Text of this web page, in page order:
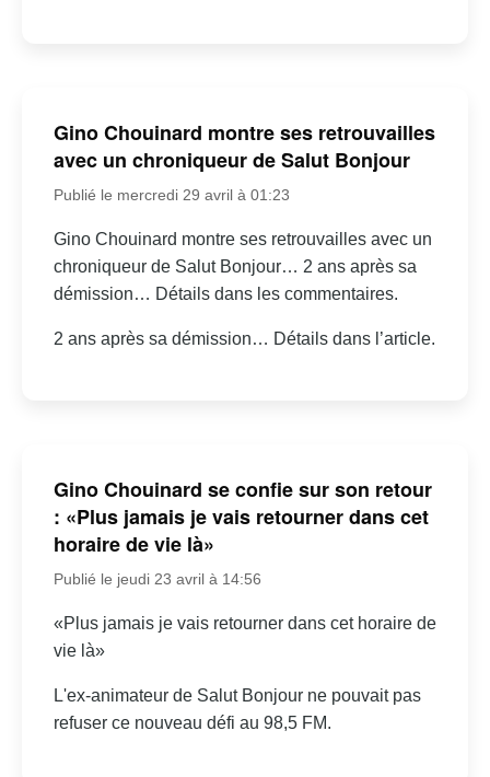
Gino Chouinard montre ses retrouvailles
avec un chroniqueur de Salut Bonjour
Publié le mercredi 29 avril à 01:23
Gino Chouinard montre ses retrouvailles avec un
chroniqueur de Salut Bonjour… 2 ans après sa
démission… Détails dans les commentaires.
2 ans après sa démission… Détails dans l’article.
Gino Chouinard se confie sur son retour
: «Plus jamais je vais retourner dans cet
horaire de vie là»
Publié le jeudi 23 avril à 14:56
«Plus jamais je vais retourner dans cet horaire de
vie là»
L'ex-animateur de Salut Bonjour ne pouvait pas
refuser ce nouveau défi au 98,5 FM.